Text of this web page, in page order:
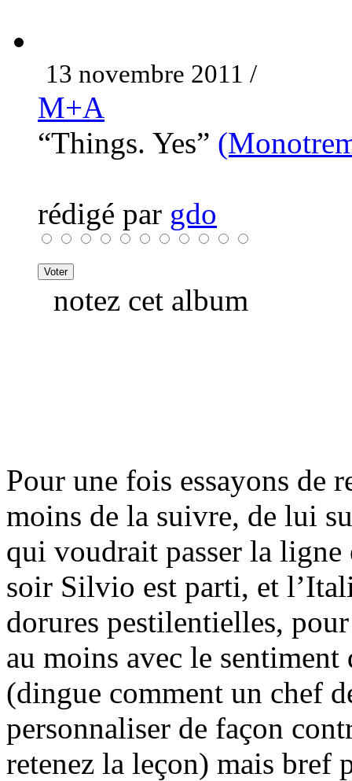
13 novembre 2011 /
M+A
“Things. Yes”
rédigé par gdo
notez cet album
Pour une fois essayons de
moins de la suivre, de lui
qui voudrait passer la
soir Silvio est parti, et
dorures pestilentielles,
au moins avec le
(dingue comment un chef
personnaliser de façon
retenez la leçon) mais bref